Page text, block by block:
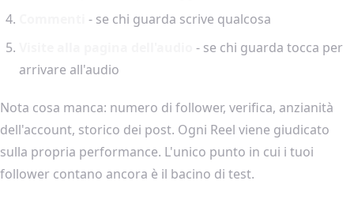
- se chi guarda scrive qualcosa
- se chi guarda tocca per
arrivare all'audio
Nota cosa manca: numero di follower, verifica, anzianità
dell'account, storico dei post. Ogni Reel viene giudicato
sulla propria performance. L'unico punto in cui i tuoi
follower contano ancora è il bacino di test.